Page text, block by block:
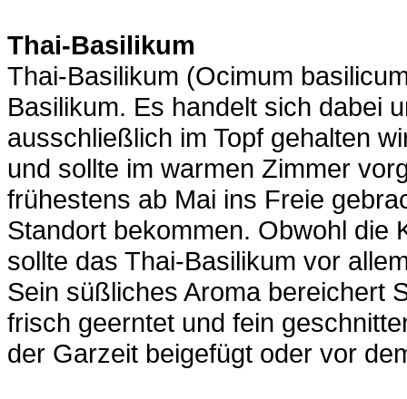
Thai-Basilikum
Thai-Basilikum (Ocimum
Basilikum. Es handelt sich dabei
ausschließlich im Topf gehalten
und sollte im warmen Zimmer
frühestens ab Mai ins Freie
Standort bekommen. Obwohl die
sollte das Thai-Basilikum vor
Sein süßliches Aroma bereichert
frisch geerntet und fein
der Garzeit beigefügt oder vor